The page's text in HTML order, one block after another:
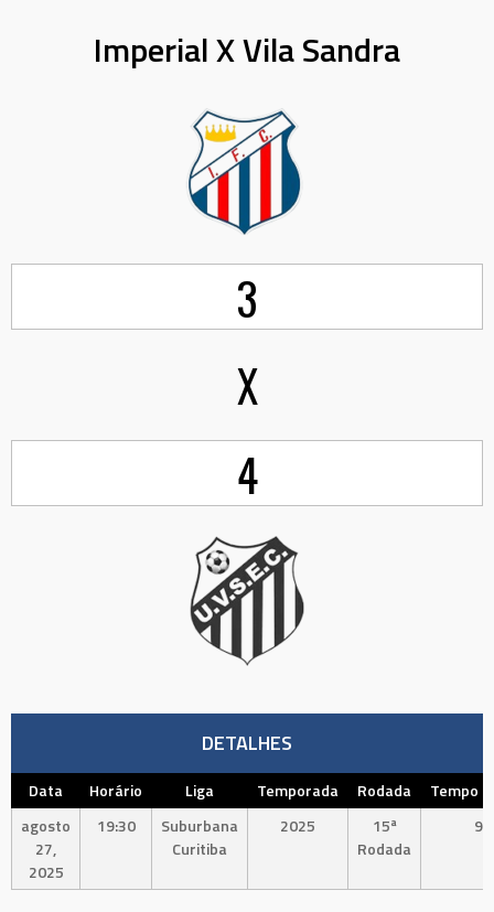
Imperial X Vila Sandra
3
X
4
DETALHES
Data Horário Liga Temporada Rodada
Tempo
agosto
27,
2025
19:30
Suburbana
Curitiba
2025
15ª
Rodada
90'